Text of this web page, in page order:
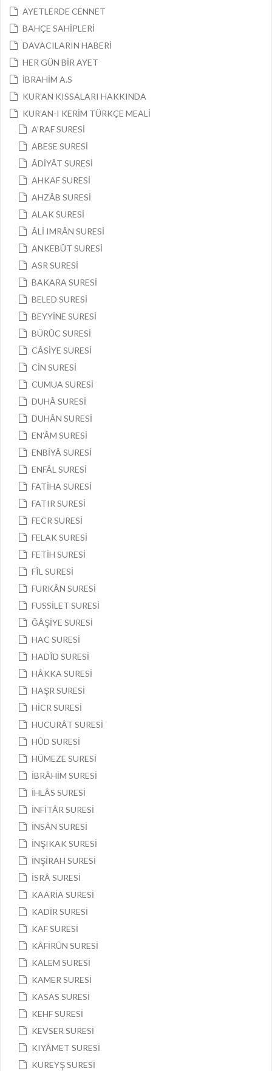
AYETLERDE CENNET
BAHÇE SAHİPLERİ
DAVACILARIN HABERİ
HER GÜN BİR AYET
İBRAHİM A.S
KUR’AN KISSALARI HAKKINDA
KUR’AN-I KERİM TÜRKÇE MEALİ
A’RAF SURESİ
ABESE SURESİ
ÂDİYÂT SURESİ
AHKAF SURESİ
AHZÂB SURESİ
ALAK SURESİ
ÂLİ IMRÂN SURESİ
ANKEBÛT SURESİ
ASR SURESİ
BAKARA SURESİ
BELED SURESİ
BEYYİNE SURESİ
BÜRÛC SURESİ
CÂSİYE SURESİ
CİN SURESİ
CUMUA SURESİ
DUHÂ SURESİ
DUHÂN SURESİ
EN’ÂM SURESİ
ENBİYÂ SURESİ
ENFÂL SURESİ
FATİHA SURESİ
FATIR SURESİ
FECR SURESİ
FELAK SURESİ
FETİH SURESİ
FÎL SURESİ
FURKÂN SURESİ
FUSSİLET SURESİ
ĞÂŞİYE SURESİ
HAC SURESİ
HADÎD SURESİ
HÂKKA SURESİ
HAŞR SURESİ
HİCR SURESİ
HUCURÂT SURESİ
HÛD SURESİ
HÜMEZE SURESİ
İBRÂHİM SURESİ
İHLÂS SURESİ
İNFİTÂR SURESİ
İNSÂN SURESİ
İNŞIKAK SURESİ
İNŞİRAH SURESİ
İSRÂ SURESİ
KAARİA SURESİ
KADİR SURESİ
KAF SURESİ
KÂFİRÛN SURESİ
KALEM SURESİ
KAMER SURESİ
KASAS SURESİ
KEHF SURESİ
KEVSER SURESİ
KIYÂMET SURESİ
KUREYŞ SURESİ